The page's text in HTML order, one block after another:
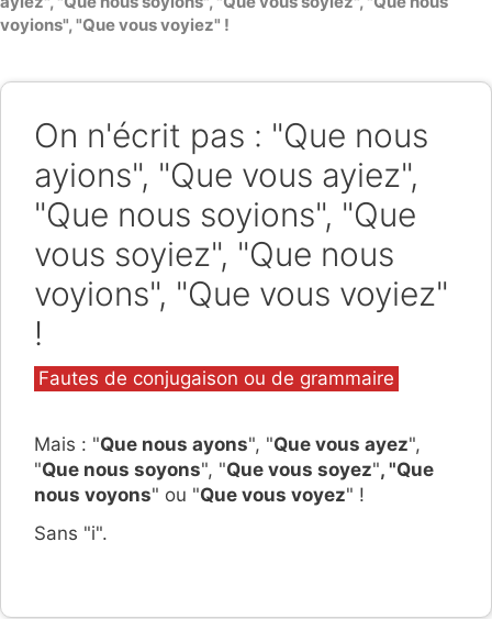
voyions", "Que vous voyiez" !
On n'écrit pas : "Que nous
ayions", "Que vous ayiez",
"Que nous soyions", "Que
vous soyiez", "Que nous
voyions", "Que vous voyiez"
!
Catégories
Fautes de conjugaison ou de grammaire
Mais : "Que nous ayons", "Que vous ayez",
"Que nous soyons", "Que vous soyez", "Que
nous voyons" ou "Que vous voyez" !
Sans "i".